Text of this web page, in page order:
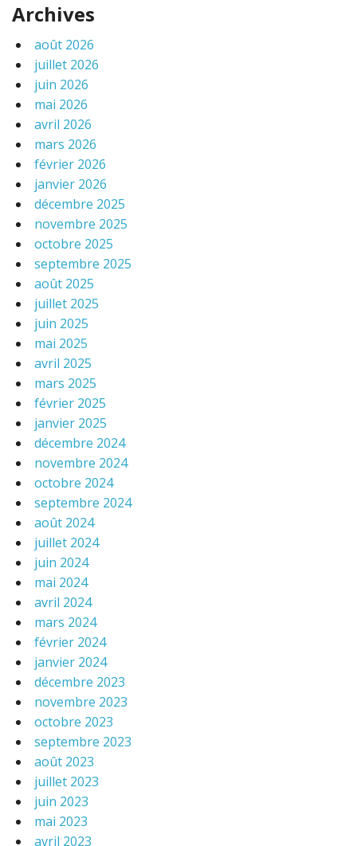
Archives
août 2026
juillet 2026
juin 2026
mai 2026
avril 2026
mars 2026
février 2026
janvier 2026
décembre 2025
novembre 2025
octobre 2025
septembre 2025
août 2025
juillet 2025
juin 2025
mai 2025
avril 2025
mars 2025
février 2025
janvier 2025
décembre 2024
novembre 2024
octobre 2024
septembre 2024
août 2024
juillet 2024
juin 2024
mai 2024
avril 2024
mars 2024
février 2024
janvier 2024
décembre 2023
novembre 2023
octobre 2023
septembre 2023
août 2023
juillet 2023
juin 2023
mai 2023
avril 2023